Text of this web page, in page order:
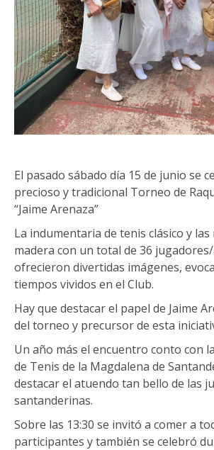
El pasado sábado día 15 de junio se
precioso y tradicional Torneo de
“Jaime Arenaza”
La indumentaria de tenis clásico y las
madera con un total de 36
ofrecieron divertidas imágenes,
tiempos vividos en el Club.
Hay que destacar el papel de Jaime
del torneo y precursor de esta
Un año más el encuentro conto con
de Tenis de la Magdalena de
destacar el atuendo tan bello de las
santanderinas.
Sobre las 13:30 se invitó a comer a
participantes y también se celebró